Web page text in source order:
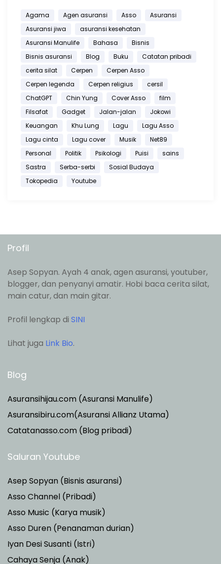
Agama Agen asuransi Asso
Asuransi
Asuransi jiwa
asuransi kesehatan
Asuransi Manulife
Bahasa
Bisnis
Bisnis asuransi
Blog Buku
Catatan pribadi
cerita silat
Cerpen
Cerpen Asso
Cerpen legenda
Cerpen religius
cersil
ChatGPT
Chin Yung Cover Asso
film
Filsafat
Gadget Jalan-jalan
Jokowi
Keuangan
Khu Lung Lagu
Lagu Asso
Lagu cinta
Lagu cover Musik
Net89
Personal
Politik Psikologi Puisi
sains
Sastra
Serba-serbi
Sosial Budaya
Tokopedia
Youtube
Profil
Asep Sopyan. Ayah 4 anak, agen asuransi, youtuber,
blogger, dan penyanyi amatir. Hobi baca cerita silat,
main catur, dan main gitar.
Profil lengkap di SINI
Lihat juga Link Bio.
Blog
Asuransihijau.com (Asuransi Manulife)
Asuransibiru.com(Asuransi Allianz Utama)
Catatanasso.com (Blog pribadi)
Saluran Youtube
Asep Sopyan (Bisnis asuransi)
Asso Channel (Pribadi)
Asso Music (Karya musik)
Asso Duren (Penanaman durian)
Iyan Desi Susanti (Istri)
Cahaya Senja (Anak)